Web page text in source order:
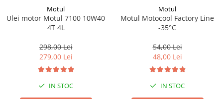
Motul
Ulei motor Motul 7100 10W40
4T 4L
298,00 Lei
279,00 Lei
IN STOC
Motul
Motul Motocool Factory Line
-35°C
54,00 Lei
48,00 Lei
IN STOC